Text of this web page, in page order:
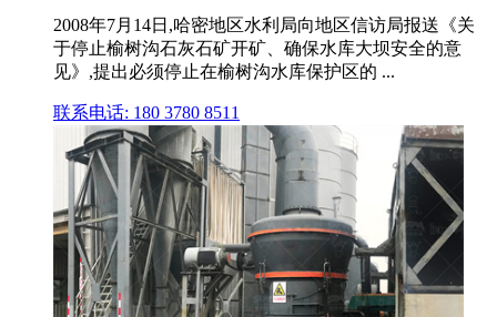
2008年7月14日,哈密地区水利局向地区信访局报送《关
于停止榆树沟石灰石矿开矿、确保水库大坝安全的意
见》,提出必须停止在榆树沟水库保护区的 ...
联系电话: 180 3780 8511